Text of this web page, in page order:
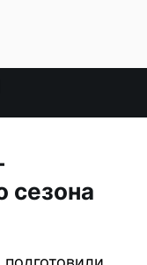
сезона